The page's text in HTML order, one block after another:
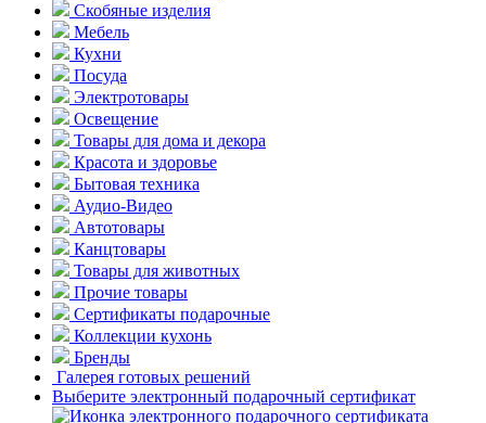
Скобяные изделия
Мебель
Кухни
Посуда
Электротовары
Освещение
Товары для дома и декора
Красота и здоровье
Бытовая техника
Аудио-Видео
Автотовары
Канцтовары
Товары для животных
Прочие товары
Сертификаты подарочные
Коллекции кухонь
Бренды
Галерея готовых решений
Выберите электронный подарочный сертификат